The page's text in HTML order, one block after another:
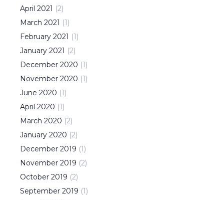
April 2021 (2)
March 2021 (1)
February 2021 (1)
January 2021 (2)
December 2020 (1)
November 2020 (1)
June 2020 (1)
April 2020 (1)
March 2020 (2)
January 2020 (2)
December 2019 (1)
November 2019 (2)
October 2019 (2)
September 2019 (1)